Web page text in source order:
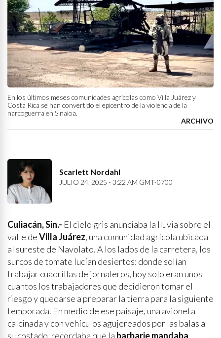
En los últimos meses comunidades agrícolas como Villa Juárez y
Costa Rica se han convertido el epicentro de la violencia de la
narcoguerra en Sinaloa.
ARCHIVO
Scarlett Nordahl
JULIO 24, 2025 - 3:22 AM GMT-0700
Culiacán, Sin.- El cielo gris anunciaba la lluvia sobre el
valle deVilla Juárez, una comunidad agrícola ubicada
al sureste de Navolato. A los lados de la carretera, los
surcos de tomate lucían desiertos: donde solían
trabajar cuadrillas de jornaleros, hoy solo eran unos
cuantos los trabajadores que decidieron tomar el
riesgo y quedarse a preparar la tierra para la siguiente
temporada. En medio de ese paisaje, una avioneta
calcinada y con vehículos agujereados por las balas a
su costado, recordaba que la barbarie mandaba